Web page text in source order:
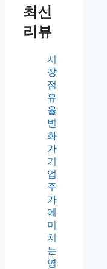
최신
리뷰
시
장
점
유
율
변
화
가
기
업
주
가
에
미
치
는
영